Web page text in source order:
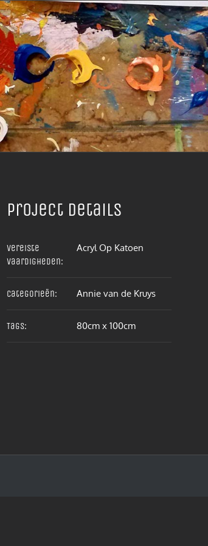
Project details
Vereiste
vaardigheden:
Acryl Op Katoen
Categorieën: Annie van de Kruys
Tags: 80cm x 100cm